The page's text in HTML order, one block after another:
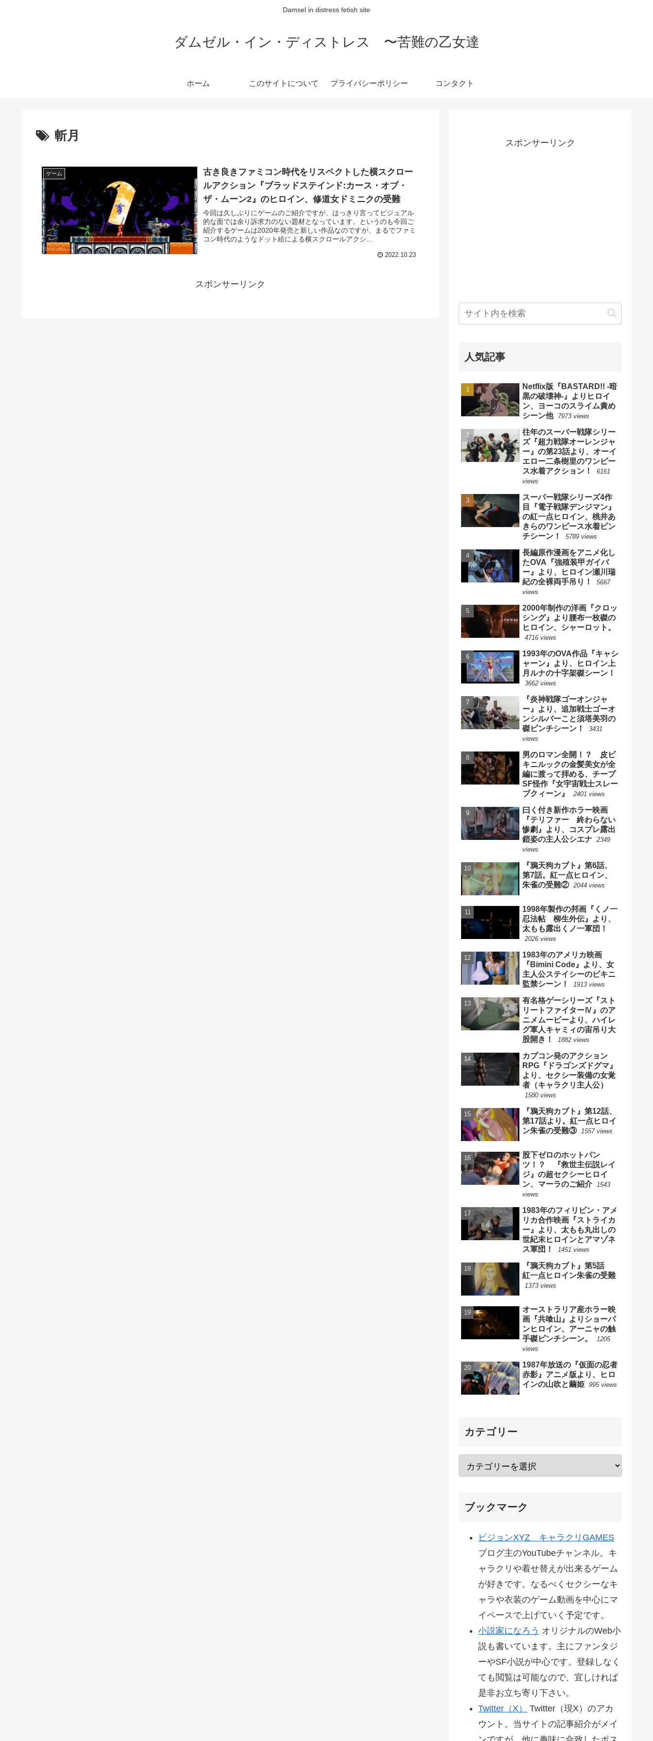
Damsel in distress fetish site
ダムゼル・イン・ディストレス 〜苦難の乙女達
ホーム このサイトについて プライバシーポリシー コンタクト
斬月
ゲーム
古き良きファミコン時代をリスペクトした横スクロー
ルアクション『ブラッドステインド:カース・オブ・
ザ・ムーン2』のヒロイン、修道女ドミニクの受難
今回は久しぶりにゲームのご紹介ですが、はっきり言ってビジュアル
的な面では余り訴求力のない題材となっています。というのも今回ご
紹介するゲームは2020年発売と新しい作品なのですが、まるでファミ
コン時代のようなドット絵による横スクロールアクシ...
2022.10.23
スポンサーリンク
スポンサーリンク
人気記事
Netflix版『BASTARD!! -暗
黒の破壊神-』よりヒロイ
ン、ヨーコのスライム責め
シーン他
7973 views
往年のスーパー戦隊シリー
ズ『超力戦隊オーレンジャ
ー』の第23話より、オーイ
エロー二条樹里のワンピー
ス水着アクション！
6161
views
スーパー戦隊シリーズ4作
目『電子戦隊デンジマン』
の紅一点ヒロイン、桃井あ
きらのワンピース水着ピン
チシーン！
5789 views
長編原作漫画をアニメ化し
たOVA『強殖装甲ガイバ
ー』より、ヒロイン瀬川瑞
紀の全裸両手吊り！
5667
views
2000年制作の洋画『クロッ
シング』より腰布一枚磔の
ヒロイン、シャーロット。
4716 views
1993年のOVA作品『キャシ
ャーン』より、ヒロイン上
月ルナの十字架磔シーン！
3662 views
『炎神戦隊ゴーオンジャ
ー』より、追加戦士ゴーオ
ンシルバーこと須塔美羽の
磔ピンチシーン！
3431
views
男のロマン全開！？ 皮ビ
キニルックの金髪美女が全
編に渡って拝める、チープ
SF怪作『女宇宙戦士スレー
ブクィーン』
2401 views
曰く付き新作ホラー映画
『テリファー 終わらない
惨劇』より、コスプレ露出
鎧姿の主人公シエナ 2349
views
『鴉天狗カブト』第6話、
第7話。紅一点ヒロイン、
朱雀の受難② 2044 views
1998年製作の邦画『くノ一
忍法帖 柳生外伝』より、
太もも露出くノ一軍団！
2026 views
1983年のアメリカ映画
『Bimini Code』より、女
主人公ステイシーのビキニ
監禁シーン！
1913 views
有名格ゲーシリーズ『スト
リートファイターⅣ』のア
ニメムービーより、ハイレ
グ軍人キャミィの宙吊り大
股開き！
1882 views
カプコン発のアクション
RPG『ドラゴンズドグマ』
より、セクシー装備の女覚
者（キャラクリ主人公）
1580 views
『鴉天狗カブト』第12話、
第17話より。紅一点ヒロイ
ン朱雀の受難③
1557 views
股下ゼロのホットパン
ツ！？ 『救世主伝説レイ
ジ』の超セクシーヒロイ
ン、マーラのご紹介
1543
views
1983年のフィリピン・アメ
リカ合作映画『ストライカ
ー』より、太もも丸出しの
世紀末ヒロインとアマゾネ
ス軍団！
1451 views
『鴉天狗カブト』第5話
紅一点ヒロイン朱雀の受難
1373 views
オーストラリア産ホラー映
画『共喰山』よりショーパ
ンヒロイン、アーニャの触
手磔ピンチシーン。
1205
views
1987年放送の『仮面の忍者
赤影』アニメ版より、ヒロ
インの山吹と繭姫 995 views
カテゴリー
ブックマーク
ビジョンXYZ キャラクリGAMES
ブログ主のYouTubeチャンネル。キ
ャラクリや着せ替えが出来るゲーム
が好きです。なるべくセクシーなキ
ャラや衣装のゲーム動画を中心にマ
イペースで上げていく予定です。
小説家になろう オリジナルのWeb小
説も書いています。主にファンタジ
ーやSF小説が中心です。登録しなく
ても閲覧は可能なので、宜しければ
是非お立ち寄り下さい。
Twitter（X）
Twitter（現X）のアカ
ウント。当サイトの記事紹介がメイ